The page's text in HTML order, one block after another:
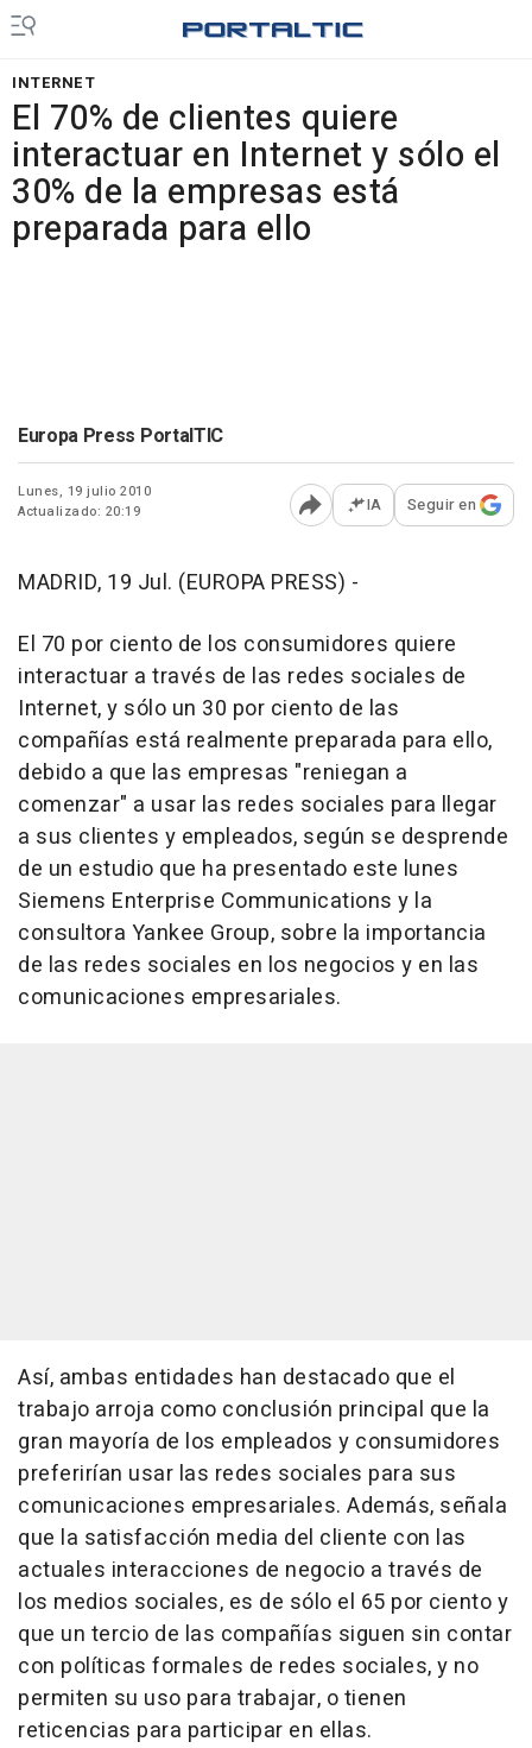
INTERNET
El 70% de clientes quiere
interactuar en Internet y sólo el
30% de la empresas está
preparada para ello
Europa Press PortalTIC
Lunes, 19 julio 2010
Actualizado: 20:19
Abrir opciones para
IA Seguir en
MADRID, 19 Jul. (EUROPA PRESS) -
El 70 por ciento de los consumidores quiere
interactuar a través de las redes sociales de
Internet, y sólo un 30 por ciento de las
compañías está realmente preparada para ello,
debido a que las empresas "reniegan a
comenzar" a usar las redes sociales para llegar
a sus clientes y empleados, según se desprende
de un estudio que ha presentado este lunes
Siemens Enterprise Communications y la
consultora Yankee Group, sobre la importancia
de las redes sociales en los negocios y en las
comunicaciones empresariales.
Así, ambas entidades han destacado que el
trabajo arroja como conclusión principal que la
gran mayoría de los empleados y consumidores
preferirían usar las redes sociales para sus
comunicaciones empresariales. Además, señala
que la satisfacción media del cliente con las
actuales interacciones de negocio a través de
los medios sociales, es de sólo el 65 por ciento y
que un tercio de las compañías siguen sin contar
con políticas formales de redes sociales, y no
permiten su uso para trabajar, o tienen
reticencias para participar en ellas.